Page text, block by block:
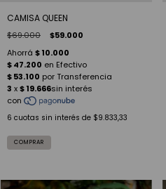
CAMISA QUEEN
$69.000 $59.000
6 cuotas sin interés de $9.833,33